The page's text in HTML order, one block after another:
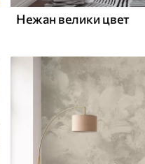
Нежан велики цвет